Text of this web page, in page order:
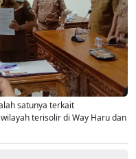
satunya terkait
terisolir di Way Haru dan